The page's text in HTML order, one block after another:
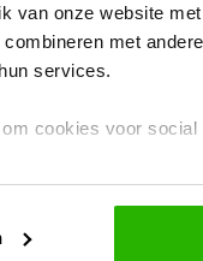
van onze website
met
services.
cookies voor
(see the